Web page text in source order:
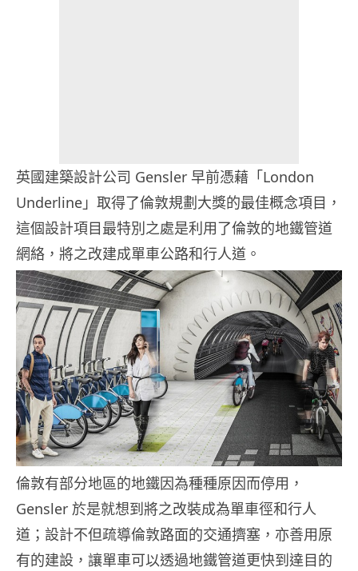
英國建築設計公司 Gensler 早前憑藉「London
Underline」取得了倫敦規劃大獎的最佳概念項目，
這個設計項目最特別之處是利用了倫敦的地鐵管道
網絡，將之改建成單車公路和行人道。
倫敦有部分地區的地鐵因為種種原因而停用，
Gensler 於是就想到將之改裝成為單車徑和行人
道；設計不但疏導倫敦路面的交通擠塞，亦善用原
有的建設，讓單車可以透過地鐵管道更快到達目的